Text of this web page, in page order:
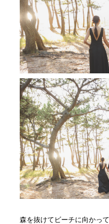
森を抜けてビーチに向かっ